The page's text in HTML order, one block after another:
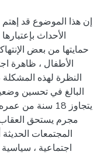
إن هذا الموضوع قد
الأحداث
حمايتها من بعض
الأطفال ، ظاهرة
النظرة لهذه المشكلة
البالغ في تحسين
يتجاوز 18 سنة
مجرم يستحق العقاب
المجتمعات
اجتماعية ،